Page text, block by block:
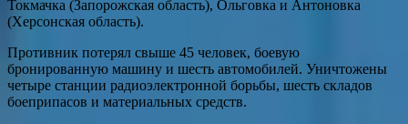
Токмачка (Запорожская область), Ольговка и Антоновка
(Херсонская область).
Противник потерял свыше 45 человек, боевую
бронированную машину и шесть автомобилей. Уничтожены
четыре станции радиоэлектронной борьбы, шесть складов
боеприпасов и материальных средств.